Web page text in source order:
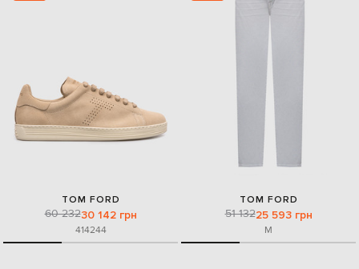
TOM FORD
60 23230 142 грн
414244
TOM FORD
51 13225 593 грн
M